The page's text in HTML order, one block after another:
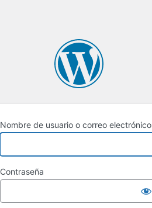
Nombre de usuario o correo electrónico
Contraseña